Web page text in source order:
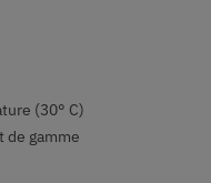
(30° C)
de gamme